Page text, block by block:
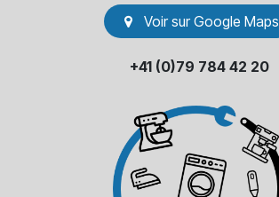
Voir sur Go​​ogle Maps
+41 (0)79 784 42 20